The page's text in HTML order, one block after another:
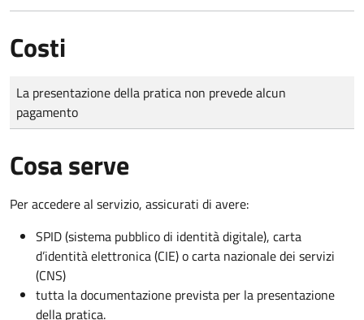
Costi
Tipo di pagamento
Importo
La presentazione della pratica non prevede alcun
pagamento
Cosa serve
Per accedere al servizio, assicurati di avere:
SPID (sistema pubblico di identità digitale), carta
d’identità elettronica (CIE) o carta nazionale dei servizi
(CNS)
tutta la documentazione prevista per la presentazione
della pratica.